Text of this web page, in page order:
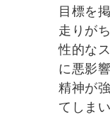
目標を
走りが
性的な
に悪影
精神が
てしま